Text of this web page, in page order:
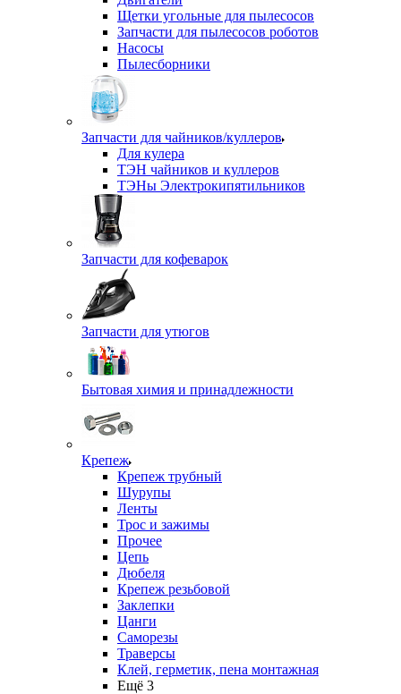
Щетки угольные для пылесосов
Запчасти для пылесосов роботов
Насосы
Пылесборники
Запчасти для чайников/куллеров
Для кулера
ТЭН чайников и куллеров
ТЭНы Электрокипятильников
Запчасти для кофеварок
Запчасти для утюгов
Бытовая химия и принадлежности
Крепеж
Крепеж трубный
Шурупы
Ленты
Трос и зажимы
Прочее
Цепь
Дюбеля
Крепеж резьбовой
Заклепки
Цанги
Саморезы
Траверсы
Клей, герметик, пена монтажная
Ещё 3